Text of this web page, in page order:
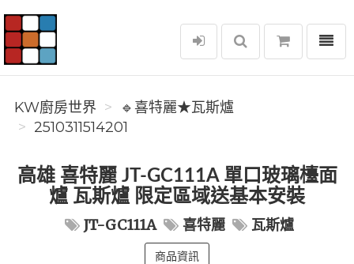
KW廚房世界
選單
KW廚房世界
🔹喜特麗★瓦斯爐
2510311514201
高雄 喜特麗 JT-GC111A 單口玻璃檯面
爐 瓦斯爐 限定區域送基本安裝
JT-GC111A 喜特麗 瓦斯爐
商品資訊